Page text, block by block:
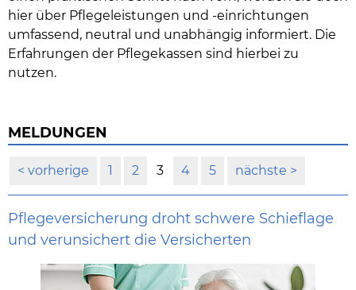
hier über Pflegeleistungen und -einrichtungen
umfassend, neutral und unabhängig informiert. Die
Erfahrungen der Pflegekassen sind hierbei zu
nutzen.
MELDUNGEN
vorherige 1 2 3 4 5 nächste
Pflegeversicherung droht schwere Schieflage
und verunsichert die Versicherten